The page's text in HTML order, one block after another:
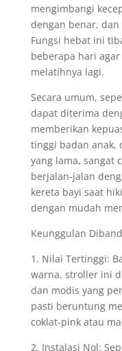
mengimbangi
dengan benar,
Fungsi hebat ini
beberapa hari
melatihnya lagi.
Secara umum,
dapat diterima
memberikan
tinggi badan anak,
yang lama, sangat
berjalan-jalan
kereta bayi saat
dengan mudah
Keunggulan
1. Nilai Tertinggi:
warna, stroller ini
dan modis yang
pasti beruntung
coklat-pink atau
2. Instalasi Nol: